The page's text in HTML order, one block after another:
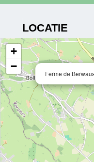
LOCATIE
Ferme de
+
−